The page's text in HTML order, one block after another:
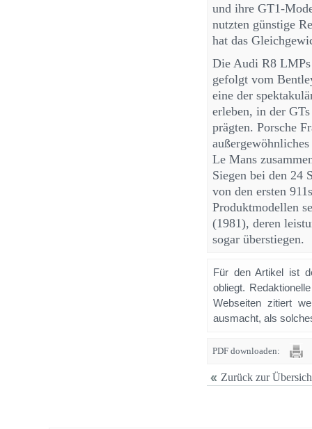
und ihre GT1-
nutzten günstige
hat das
Die Audi R8
gefolgt vom
eine der
erleben, in der
prägten. Porsche
Le Mans
Siegen bei den 24
von den ersten
Produktmodellen
(1981), deren
sogar überstiegen.
Für den Artikel ist
obliegt.
Webseiten zitiert
ausmacht, als
PDF downloaden:
Zurück zur